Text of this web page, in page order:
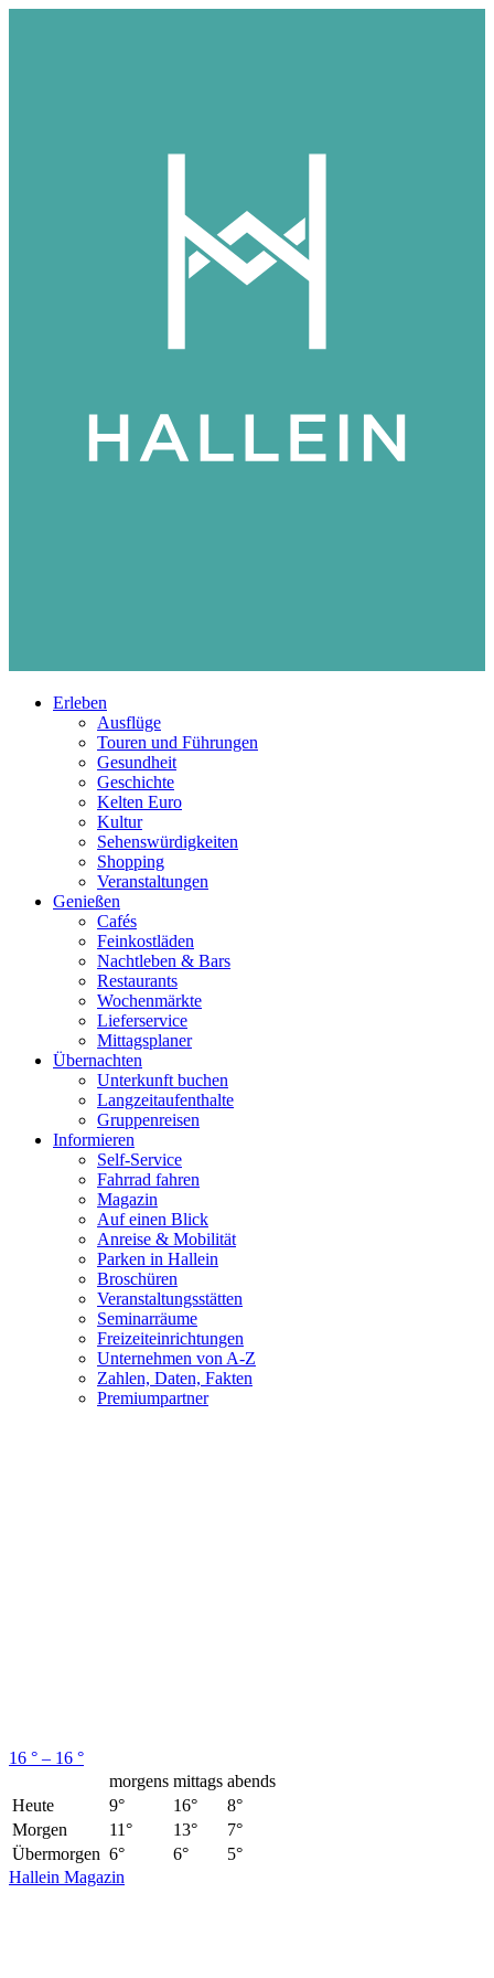
Erleben
Ausflüge
Touren und Führungen
Gesundheit
Geschichte
Kelten Euro
Kultur
Sehenswürdigkeiten
Shopping
Veranstaltungen
Genießen
Cafés
Feinkostläden
Nachtleben & Bars
Restaurants
Wochenmärkte
Lieferservice
Mittagsplaner
Übernachten
Unterkunft buchen
Langzeitaufenthalte
Gruppenreisen
Informieren
Self-Service
Fahrrad fahren
Magazin
Auf einen Blick
Anreise & Mobilität
Parken in Hallein
Broschüren
Veranstaltungsstätten
Seminarräume
Freizeiteinrichtungen
Unternehmen von A-Z
Zahlen, Daten, Fakten
Premiumpartner
16 ° – 16 °
morgens mittags abends
Heute
9° 16°
8°
Morgen
11° 13°
7°
Übermorgen 6° 6°
5°
Hallein Magazin